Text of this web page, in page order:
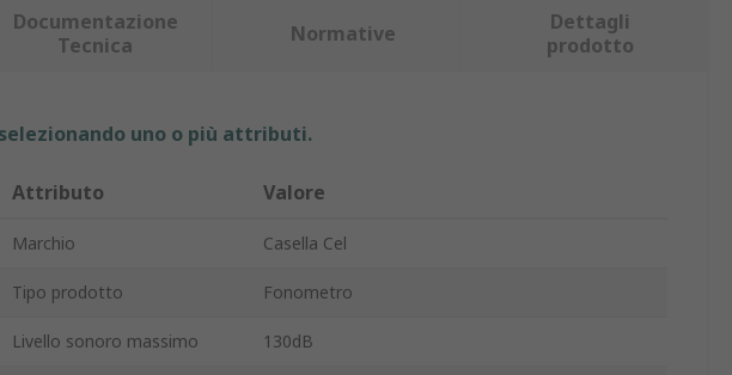
Documentazione
Tecnica
Normative
Dettagli
prodotto
uno o più attributi.
Attributo Valore
Marchio Casella Cel
Tipo prodotto Fonometro
Livello sonoro massimo 130dB